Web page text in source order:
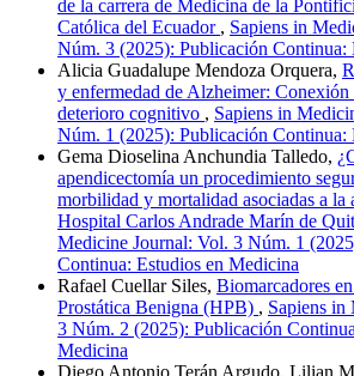
de la carrera de Medicina de la
Católica del Ecuador , Sapiens in
Núm. 3 (2025): Publicación Continua:
Alicia Guadalupe Mendoza Orquera,
y enfermedad de Alzheimer: Conexión
deterioro cognitivo , Sapiens in
Núm. 1 (2025): Publicación Continua:
Gema Dioselina Anchundia Talledo,
apendicectomía un procedimiento
morbilidad y mortalidad asociadas a la
Hospital Carlos Andrade Marín de
Medicine Journal: Vol. 3 Núm. 1
Continua: Estudios en Medicina
Rafael Cuellar Siles, Biomarcadores
Prostática Benigna (HPB) , Sapiens in
3 Núm. 2 (2025): Publicación
Medicina
Diego Antonio Terán Argudo, Lilian